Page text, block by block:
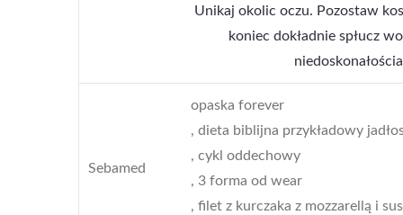
Unikaj okolic oczu. Pozostaw
koniec dokładnie spłucz
Sebamed
opaska forever
, dieta biblijna przykładowy
, cykl oddechowy
, 3 forma od wear
, filet z kurczaka z mozzarellą i